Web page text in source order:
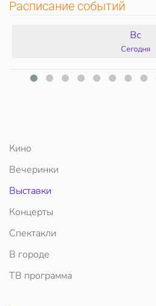
Расписание событий
Вс
Сегодня
Кино
Вечеринки
Выставки
Концерты
Спектакли
В городе
ТВ программа